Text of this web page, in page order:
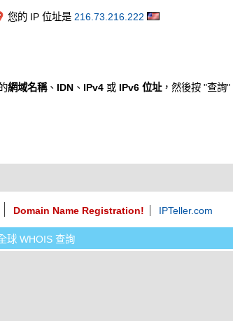
您的 IP 位址是 216.73.216.222
網域名稱、 IDN 、 IPv4 或 IPv6 位址，然後按 "查詢"
Domain Name Registration! IPTeller.com
球 WHOIS 查詢